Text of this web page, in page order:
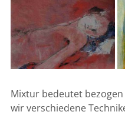
Mixtur bedeutet
wir verschiedene